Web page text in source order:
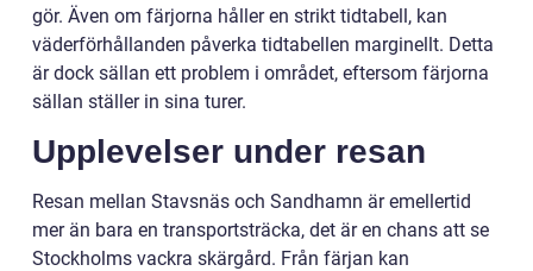
gör. Även om färjorna håller en strikt tidtabell, kan
väderförhållanden påverka tidtabellen marginellt. Detta
är dock sällan ett problem i området, eftersom färjorna
sällan ställer in sina turer.
Upplevelser under resan
Resan mellan Stavsnäs och Sandhamn är emellertid
mer än bara en transportsträcka, det är en chans att se
Stockholms vackra skärgård. Från färjan kan